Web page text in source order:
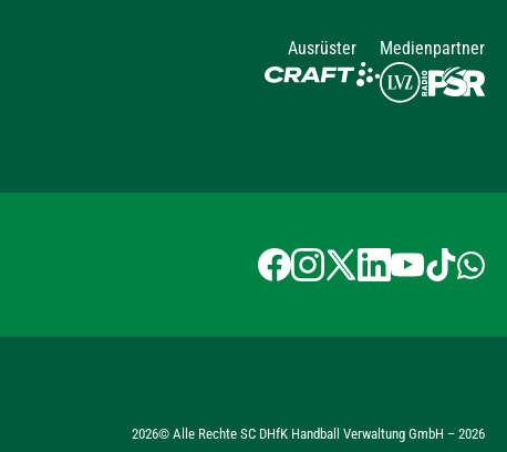
Ausrüster
Medienpartner
2026© Alle Rechte SC DHfK Handball Verwaltung GmbH – 2026